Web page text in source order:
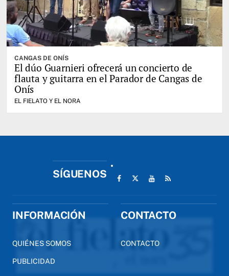
CANGAS DE ONÍS
El dúo Guarnieri ofrecerá un concierto de
flauta y guitarra en el Parador de Cangas de
Onís
EL FIELATO Y EL NORA
SÍGUENOS
INFORMACIÓN
QUIÉNES SOMOS
PUBLICIDAD
CONTACTO
CONTACTO